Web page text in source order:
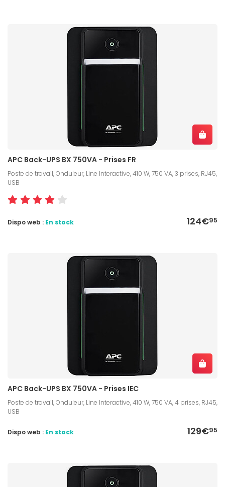
APC Back-UPS BX 750VA - Prises FR
Poste de travail, Onduleur, Line Interactive, 410 W, 750 VA, 3 prises, RJ45,
USB
124€95
Dispo web : En stock
APC Back-UPS BX 750VA - Prises IEC
Poste de travail, Onduleur, Line Interactive, 410 W, 750 VA, 4 prises, RJ45,
USB
129€95
Dispo web : En stock